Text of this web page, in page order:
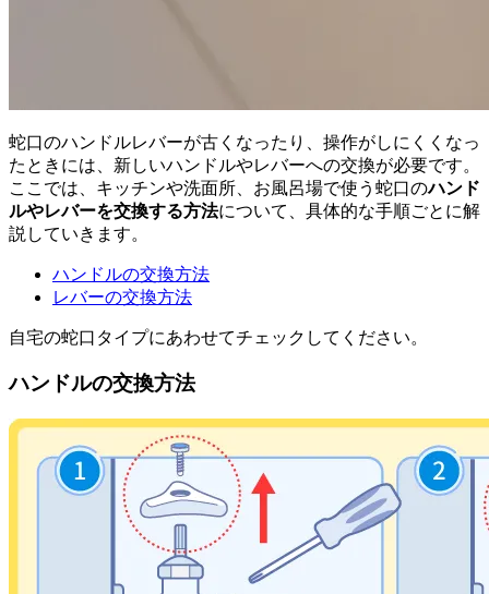
蛇口のハンドルレバーが古くなったり、操作がしにくくなっ
たときには、新しいハンドルやレバーへの交換が必要です。
ここでは、キッチンや洗面所、お風呂場で使う蛇口のハンド
ルやレバーを交換する方法について、具体的な手順ごとに解
説していきます。
ハンドルの交換方法
レバーの交換方法
自宅の蛇口タイプにあわせてチェックしてください。
ハンドルの交換方法